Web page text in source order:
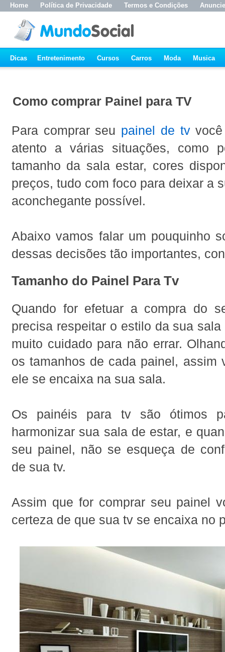
Home Política de Privacidade Termos e Condições Anuncie
Dicas Entretenimento Cursos Carros Moda Musica
Como comprar Painel para TV
Para comprar seu painel de tvvocê
atento a várias situações, como
tamanho da sala estar, cores
preços, tudo com foco para deixar a
aconchegante possível.
Abaixo vamos falar um pouquinho
dessas decisões tão importantes,
Tamanho do Painel Para Tv
Quando for efetuar a compra do
precisa respeitar o estilo da sua
muito cuidado para não errar.
os tamanhos de cada painel, assim
ele se encaixa na sua sala.
Os painéis para tv são ótimos
harmonizar sua sala de estar, e
seu painel, não se esqueça de
de sua tv.
Assim que for comprar seu painel
certeza de que sua tv se encaixa no